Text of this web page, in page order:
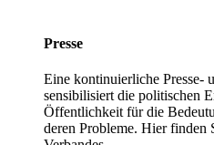
Presse
Eine kontinuierliche Presse-
sensibilisiert die politischen
Öffentlichkeit für die
deren Probleme. Hier finden